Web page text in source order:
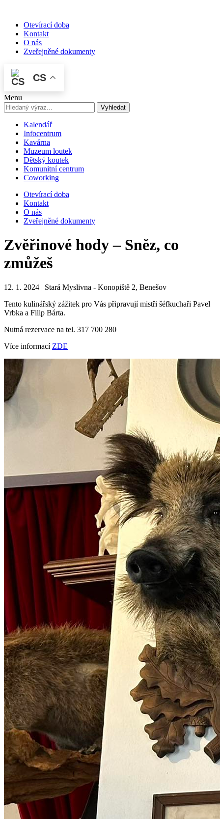
Otevírací doba
Kontakt
O nás
Zveřejněné dokumenty
CS
Menu
Vyhledat
Kalendář
Infocentrum
Kavárna
Muzeum loutek
Dětský koutek
Komunitní centrum
Coworking
Otevírací doba
Kontakt
O nás
Zveřejněné dokumenty
Zvěřinové hody – Sněz, co
zmůžeš
12. 1. 2024 | Stará Myslivna - Konopiště 2, Benešov
Tento kulinářský zážitek pro Vás připravují mistři šéfkuchaři Pavel
Vrbka a Filip Bárta.
Nutná rezervace na tel. 317 700 280
Více informací ZDE